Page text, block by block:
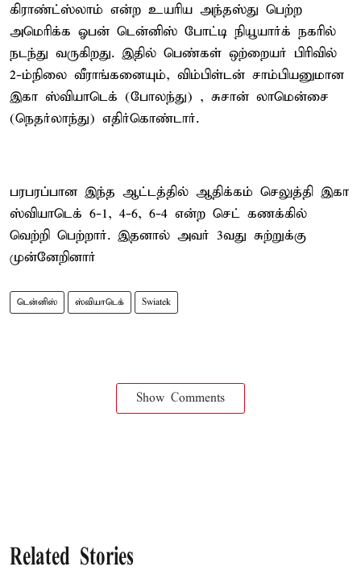
கிராண்ட்ஸ்லாம் என்ற உயரிய அந்தஸ்து பெற்ற
அமெரிக்க ஓபன் டென்னிஸ் போட்டி நியூயார்க் நகரில்
நடந்து வருகிறது. இதில் பெண்கள் ஒற்றையர் பிரிவில்
2-ம்நிலை வீராங்கனையும், விம்பிள்டன் சாம்பியனுமான
இகா ஸ்வியாடெக் (போலந்து) , சுசான் லாமென்சை
(நெதர்லாந்து) எதிர்கொண்டார்.
பரபரப்பான இந்த ஆட்டத்தில் ஆதிக்கம் செலுத்தி இகா
ஸ்வியாடெக் 6-1, 4-6, 6-4 என்ற செட் கணக்கில்
வெற்றி பெற்றார். இதனால் அவர் 3வது சுற்றுக்கு
முன்னேறினார்
டென்னிஸ் ஸ்வியாடெக் Swiatek
Show Comments
Related Stories